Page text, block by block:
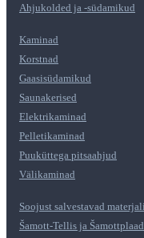
Ahjukolded ja -südamikud
Kaminad
Korstnad
Gaasisüdamikud
Saunakerised
Elektrikaminad
Pelletikaminad
Puuküttega pitsaahjud
Välikaminad
Soojust salvestavad
Šamott-Tellis ja